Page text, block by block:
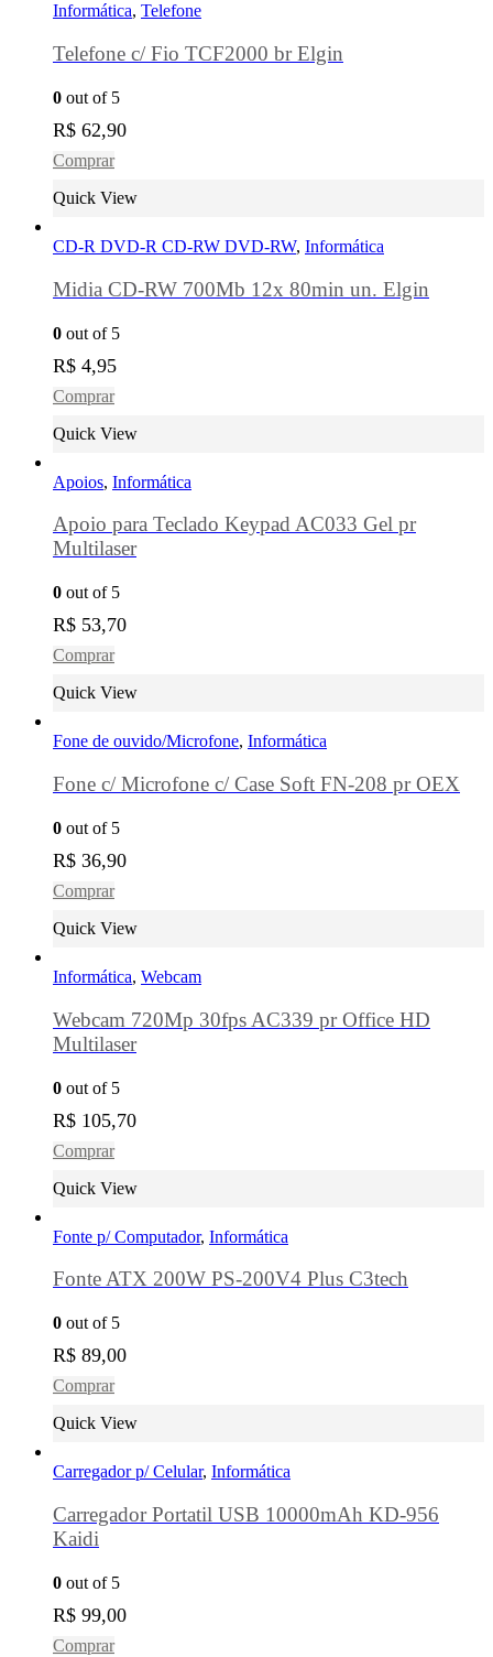
Informática, Telefone
Telefone c/ Fio TCF2000 br Elgin
0 out of 5
R$ 62,90
Comprar
Quick View
CD-R DVD-R CD-RW DVD-RW, Informática
Midia CD-RW 700Mb 12x 80min un. Elgin
0 out of 5
R$ 4,95
Comprar
Quick View
Apoios, Informática
Apoio para Teclado Keypad AC033 Gel pr
Multilaser
0 out of 5
R$ 53,70
Comprar
Quick View
Fone de ouvido/Microfone, Informática
Fone c/ Microfone c/ Case Soft FN-208 pr OEX
0 out of 5
R$ 36,90
Comprar
Quick View
Informática, Webcam
Webcam 720Mp 30fps AC339 pr Office HD
Multilaser
0 out of 5
R$ 105,70
Comprar
Quick View
Fonte p/ Computador, Informática
Fonte ATX 200W PS-200V4 Plus C3tech
0 out of 5
R$ 89,00
Comprar
Quick View
Carregador p/ Celular, Informática
Carregador Portatil USB 10000mAh KD-956
Kaidi
0 out of 5
R$ 99,00
Comprar